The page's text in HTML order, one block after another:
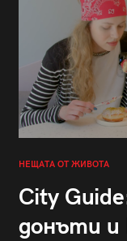
НЕЩАТА ОТ ЖИВОТА
City
донъти и